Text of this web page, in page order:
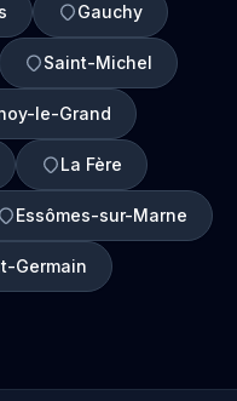
Gauchy
Saint-Michel
le-Grand
La Fère
Essômes-sur-Marne
Germain